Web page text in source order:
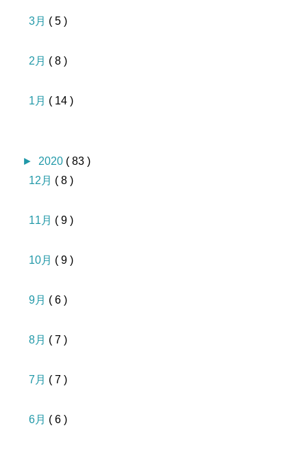
3月 ( 5 )
2月 ( 8 )
1月 ( 14 )
► 2020 ( 83 )
12月 ( 8 )
11月 ( 9 )
10月 ( 9 )
9月 ( 6 )
8月 ( 7 )
7月 ( 7 )
6月 ( 6 )